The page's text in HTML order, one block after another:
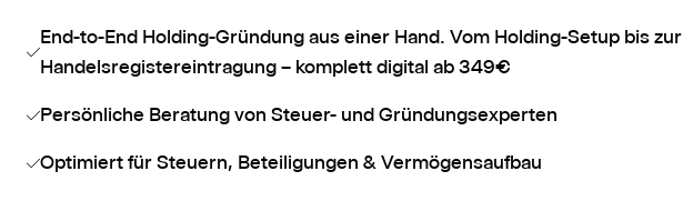
End-to-End Holding-Gründung aus einer Hand. Vom Holding-Setup bis zur
Handelsregistereintragung – komplett digital ab 349€
Persönliche Beratung von Steuer- und Gründungsexperten
Optimiert für Steuern, Beteiligungen & Vermögensaufbau